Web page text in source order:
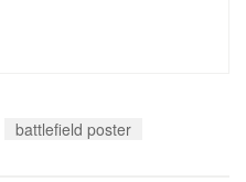
battlefield poster